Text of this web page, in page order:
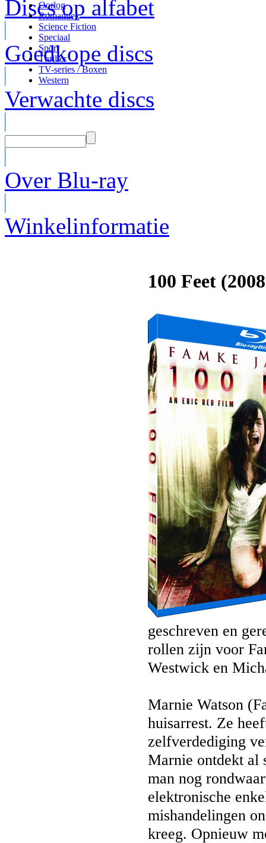
Discs op alfabet
Goedkope discs
Verwachte discs
Over Blu-ray
Winkelinformatie
Oorlog
Romantiek
Science Fiction
Speciaal
Sport
Thriller
TV-series / Boxen
Western
100 Feet
geschreven en
rollen zijn voor
Westwick en
Marnie Watson
huisarrest. Ze
zelfverdediging
Marnie ontdekt al
man nog
elektronische
mishandelingen
kreeg. Opnieuw